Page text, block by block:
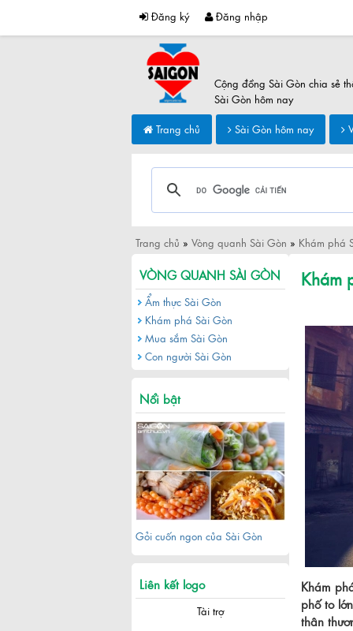
Đăng ký Đăng nhập
Cộng đồng Sài Gòn chia sẻ
Sài Gòn hôm nay
Trang chủ
Sài Gòn hôm nay
Trang chủ » Vòng quanh Sài Gòn » Khám phá
Khám
Khám
phố to
thân
VÒNG QUANH SÀI GÒN
Ẩm thực Sài Gòn
Khám phá Sài Gòn
Mua sắm Sài Gòn
Con người Sài Gòn
Nổi bật
năm quy hoạch
Gỏi cuốn ngon của Sài Gòn
Liên kết logo
Tài trợ